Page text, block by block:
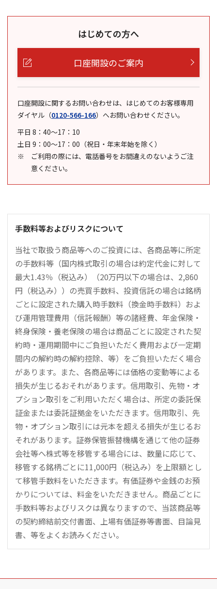
はじめての方へ
口座開設のご案内
口座開設に関するお問い合わせは、はじめてのお客様専用
ダイヤル （0120-566-166） へお問い合わせください。
平日 8：40～17：10
土日 9：00～17：00（祝日・年末年始を除く）
ご利用の際には、電話番号をお間違えのないようご注
意ください。
手数料等およびリスクについて
当社で取扱う商品等へのご投資には、各商品等に所定
の手数料等（国内株式取引の場合は約定代金に対して
最大1.43％（税込み）（20万円以下の場合は、2,860
円（税込み））の売買手数料、投資信託の場合は銘柄
ごとに設定された購入時手数料（換金時手数料）およ
び運用管理費用（信託報酬）等の諸経費、年金保険・
終身保険・養老保険の場合は商品ごとに設定された契
約時・運用期間中にご負担いただく費用および一定期
間内の解約時の解約控除、等）をご負担いただく場合
があります。また、各商品等には価格の変動等による
損失が生じるおそれがあります。信用取引、先物・オ
プション取引をご利用いただく場合は、所定の委託保
証金または委託証拠金をいただきます。信用取引、先
物・オプション取引には元本を超える損失が生じるお
それがあります。証券保管振替機構を通じて他の証券
会社等へ株式等を移管する場合には、数量に応じて、
移管する銘柄ごとに11,000円（税込み）を上限額とし
て移管手数料をいただきます。有価証券や金銭のお預
かりについては、料金をいただきません。商品ごとに
手数料等およびリスクは異なりますので、当該商品等
の契約締結前交付書面、上場有価証券等書面、目論見
書、等をよくお読みください。
こ